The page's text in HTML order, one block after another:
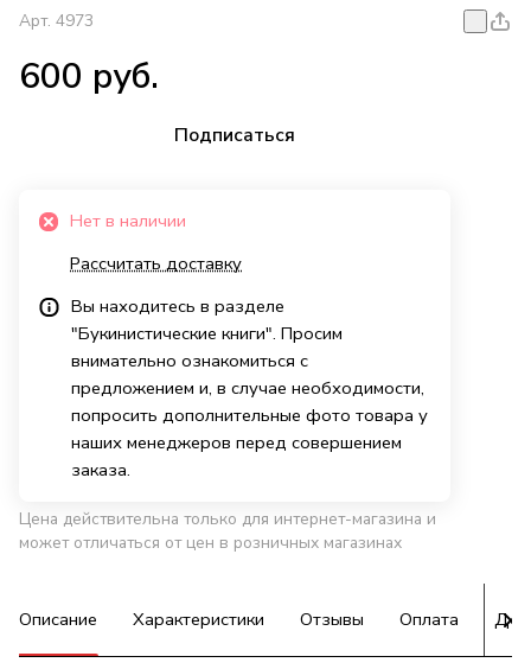
Арт. 4973
600 руб.
Подписаться
Нет в наличии
Рассчитать доставку
Вы находитесь в разделе
"Букинистические книги". Просим
внимательно ознакомиться с
предложением и, в случае необходимости,
попросить дополнительные фото товара у
наших менеджеров перед совершением
заказа.
Цена действительна только для интернет-магазина и
может отличаться от цен в розничных магазинах
Описание Характеристики Отзывы Оплата